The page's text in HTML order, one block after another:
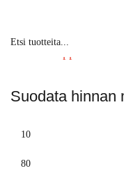
Suodata hinnan